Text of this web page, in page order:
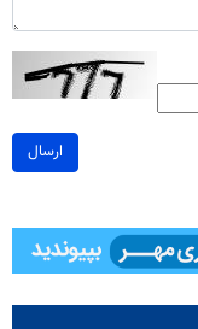
ارسال